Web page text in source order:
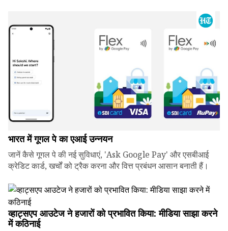
भारत में गूगल पे का एआई उन्नयन
जानें कैसे गूगल पे की नई सुविधाएं, 'Ask Google Pay' और एसबीआई
क्रेडिट कार्ड, खर्चों को ट्रैक करना और वित्त प्रबंधन आसान बनाती हैं।
व्हाट्सएप आउटेज ने हजारों को प्रभावित किया: मीडिया साझा करने
में कठिनाई